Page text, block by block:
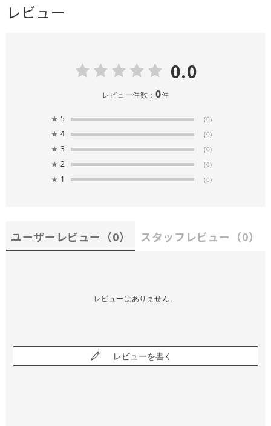
レビュー
0.0
レビュー件数： 0件
★ 5 (0)
★ 4 (0)
★ 3 (0)
★ 2 (0)
★ 1 (0)
ユーザーレビュー （0） スタッフレビュー （0）
レビューはありません。
レビューを書く